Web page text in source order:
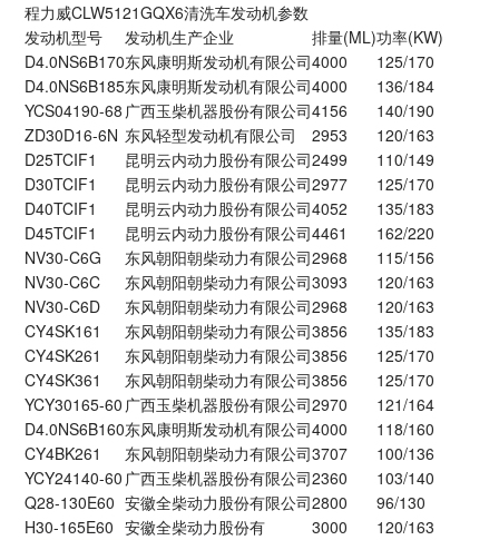
程力威CLW5121GQX6清洗车发动机参数
发动机型号
发动机生产企业 排量(ML)功率(KW)
D4.0NS6B170东风康明斯发动机有限公司4000
125/170
D4.0NS6B185东风康明斯发动机有限公司4000
136/184
YCS04190-68 广西玉柴机器股份有限公司4156
140/190
ZD30D16-6N 东风轻型发动机有限公司 2953
120/163
D25TCIF1
昆明云内动力股份有限公司2499
110/149
D30TCIF1
昆明云内动力股份有限公司2977
125/170
D40TCIF1
昆明云内动力股份有限公司4052
135/183
D45TCIF1
昆明云内动力股份有限公司4461
162/220
NV30-C6G
东风朝阳朝柴动力有限公司2968
115/156
NV30-C6C
东风朝阳朝柴动力有限公司3093
120/163
NV30-C6D
东风朝阳朝柴动力有限公司2968
120/163
CY4SK161
东风朝阳朝柴动力有限公司3856
135/183
CY4SK261
东风朝阳朝柴动力有限公司3856
125/170
CY4SK361
东风朝阳朝柴动力有限公司3856
125/170
YCY30165-60 广西玉柴机器股份有限公司2970
121/164
D4.0NS6B160东风康明斯发动机有限公司4000
118/160
CY4BK261
东风朝阳朝柴动力有限公司3707
100/136
YCY24140-60 广西玉柴机器股份有限公司2360
103/140
Q28-130E60 安徽全柴动力股份有限公司2800
96/130
H30-165E60 安徽全柴动力股份有 3000 120/163